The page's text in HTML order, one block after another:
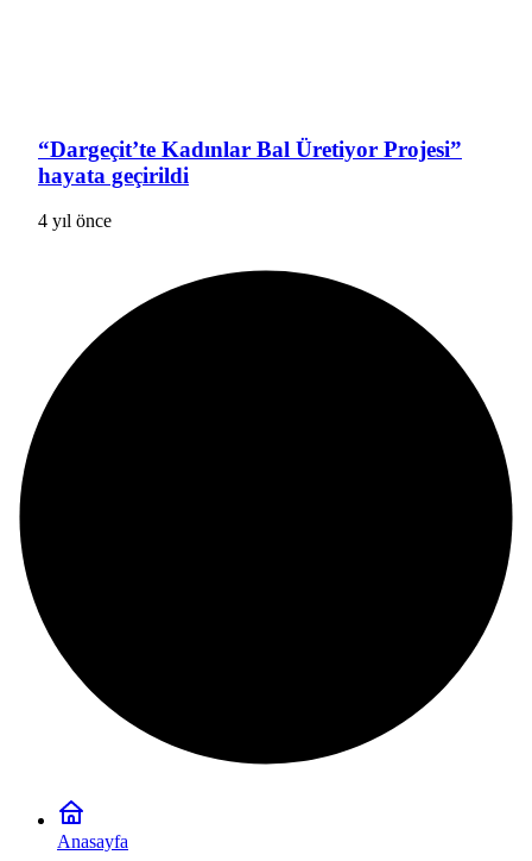
“Dargeçit’te Kadınlar Bal Üretiyor Projesi”
hayata geçirildi
4 yıl önce
Anasayfa